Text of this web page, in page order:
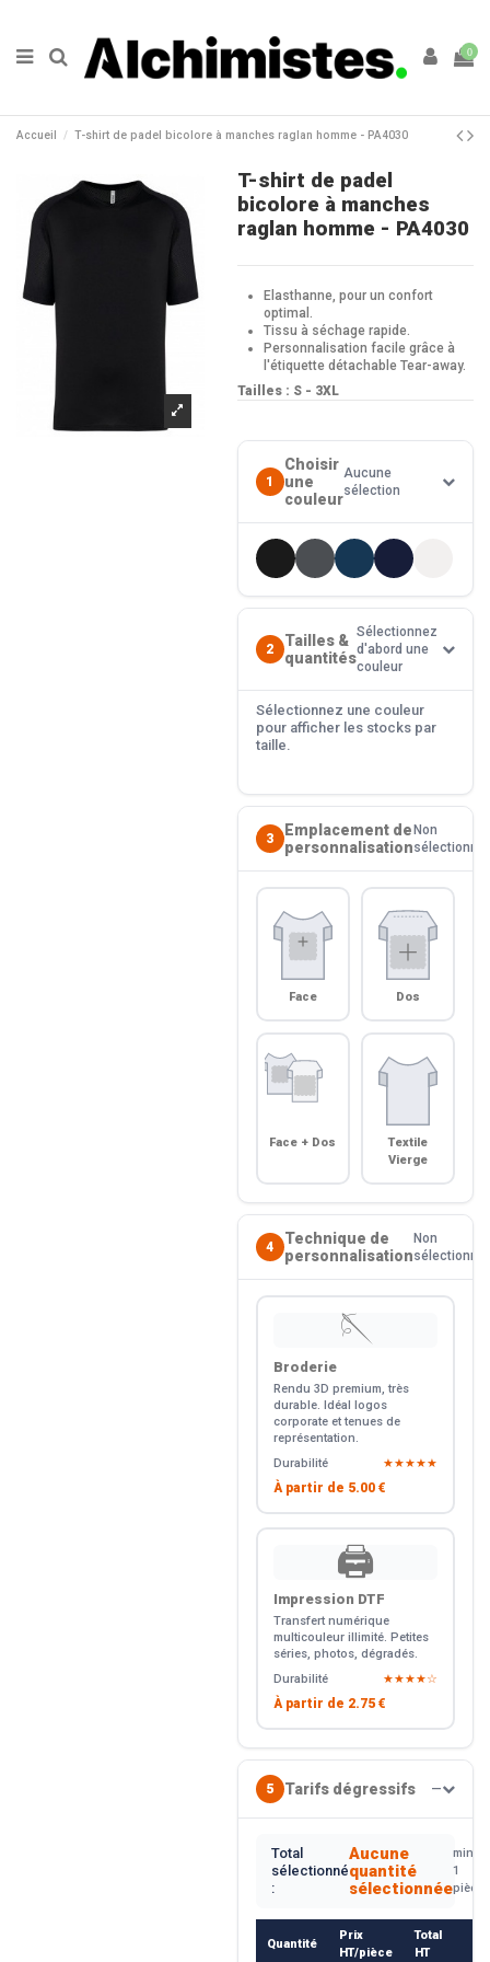
0
Accueil T-shirt de padel bicolore à manches raglan homme - PA4030
T-shirt de padel
bicolore à manches
raglan homme - PA4030
Elasthanne, pour un confort
optimal.
Tissu à séchage rapide.
Personnalisation facile grâce à
l'étiquette détachable Tear-away.
Tailles : S - 3XL
1
Choisir
une
couleur
Aucune
sélection
2
Tailles &
quantités
Sélectionnez
d'abord une
couleur
Sélectionnez une couleur
pour afficher les stocks par
taille.
3
Emplacement de
personnalisation
Non
sélectionné
Face Dos
Face + Dos
Textile
Vierge
4
Technique de
personnalisation
Non
sélectionné
🪡
Broderie
Rendu 3D premium, très
durable. Idéal logos
corporate et tenues de
représentation.
Durabilité
★★★★★
À partir de 5.00 €
🖨️
Impression DTF
Transfert numérique
multicouleur illimité. Petites
séries, photos, dégradés.
Durabilité
★★★★☆
À partir de 2.75 €
5 Tarifs dégressifs —
Total
sélectionné
:
Aucune
quantité
sélectionnée
min.
1
pièce
Quantité
Prix
HT/pièce
Total
HT